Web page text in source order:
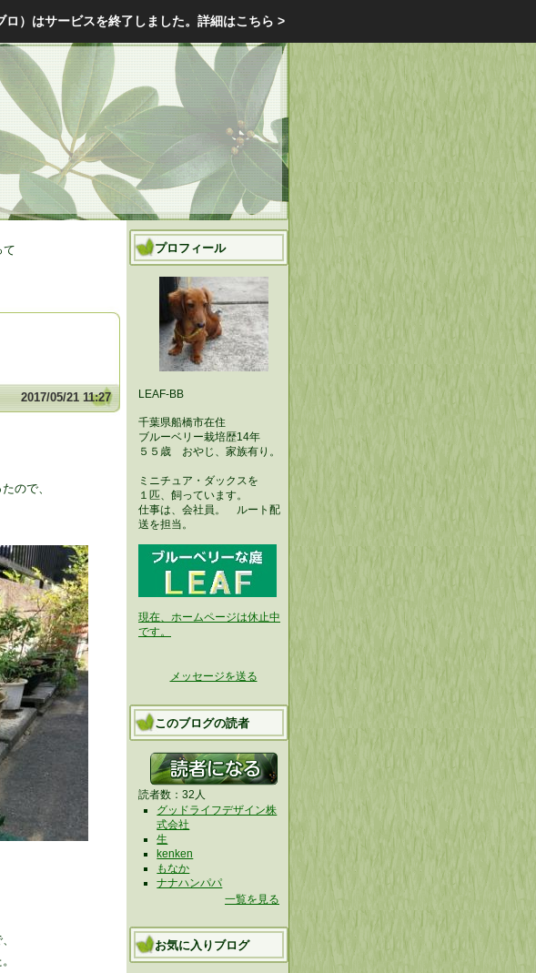
）はサービスを終了しました。 詳細はこちら >
て
2017/05/21 11:27
ので、
プロフィール
LEAF-BB
千葉県船橋市在住
ブルーベリー栽培歴14年
５５歳 おやじ、家族有り。
ミニチュア・ダックスを
１匹、飼っています。
仕事は、会社員。 ルート配
送を担当。
現在、ホームページは休止中
です。
メッセージを送る
このブログの読者
読者数：32人
グッドライフデザイン株
式会社
生
kenken
もなか
ナナハンパパ
一覧を見る
お気に入りブログ